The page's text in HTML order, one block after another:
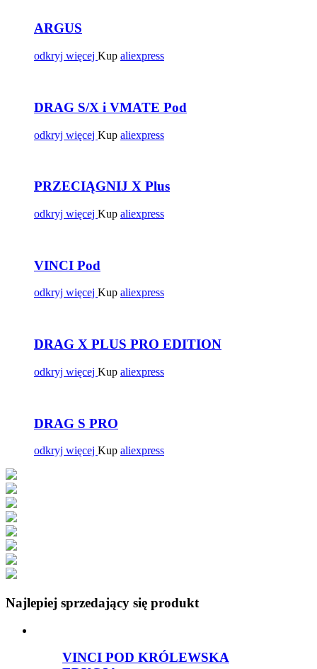
ARGUS
odkryj więcej Kup aliexpress
DRAG S/X i VMATE Pod
odkryj więcej Kup aliexpress
PRZECIĄGNIJ X Plus
odkryj więcej Kup aliexpress
VINCI Pod
odkryj więcej Kup aliexpress
DRAG X PLUS PRO EDITION
odkryj więcej Kup aliexpress
DRAG S PRO
odkryj więcej Kup aliexpress
Najlepiej sprzedający się produkt
VINCI POD KRÓLEWSKA